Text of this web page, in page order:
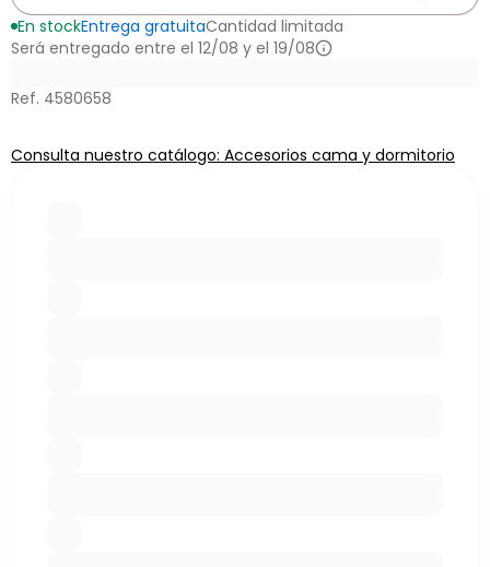
En stockEntrega gratuitaCantidad limitada
Será entregado entre el 12/08 y el 19/08
Ref. 4580658
Consulta nuestro catálogo: Accesorios cama y dormitorio